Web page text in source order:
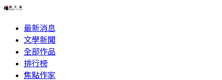
最新消息
文學新聞
全部作品
排行榜
焦點作家